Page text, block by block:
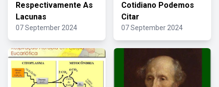
Respectivamente As
Lacunas
07 September 2024
Cotidiano Podemos
Citar
07 September 2024